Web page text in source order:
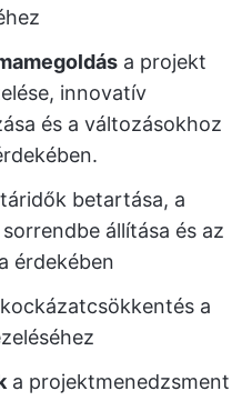
a projekt
innovatív
és a változásokhoz
betartása, a
állítása és az
érdekében
a
a projektmenedzsment